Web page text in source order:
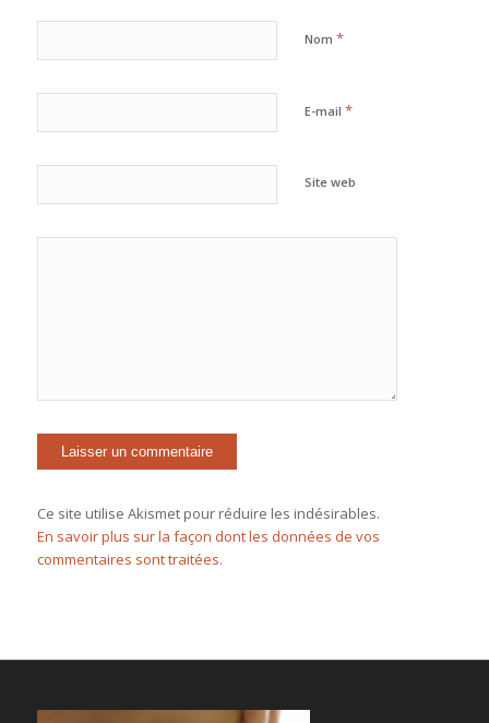
Nom *
E-mail *
Site web
Ce site utilise Akismet pour réduire les indésirables.
En savoir plus sur la façon dont les données de vos
commentaires sont traitées.